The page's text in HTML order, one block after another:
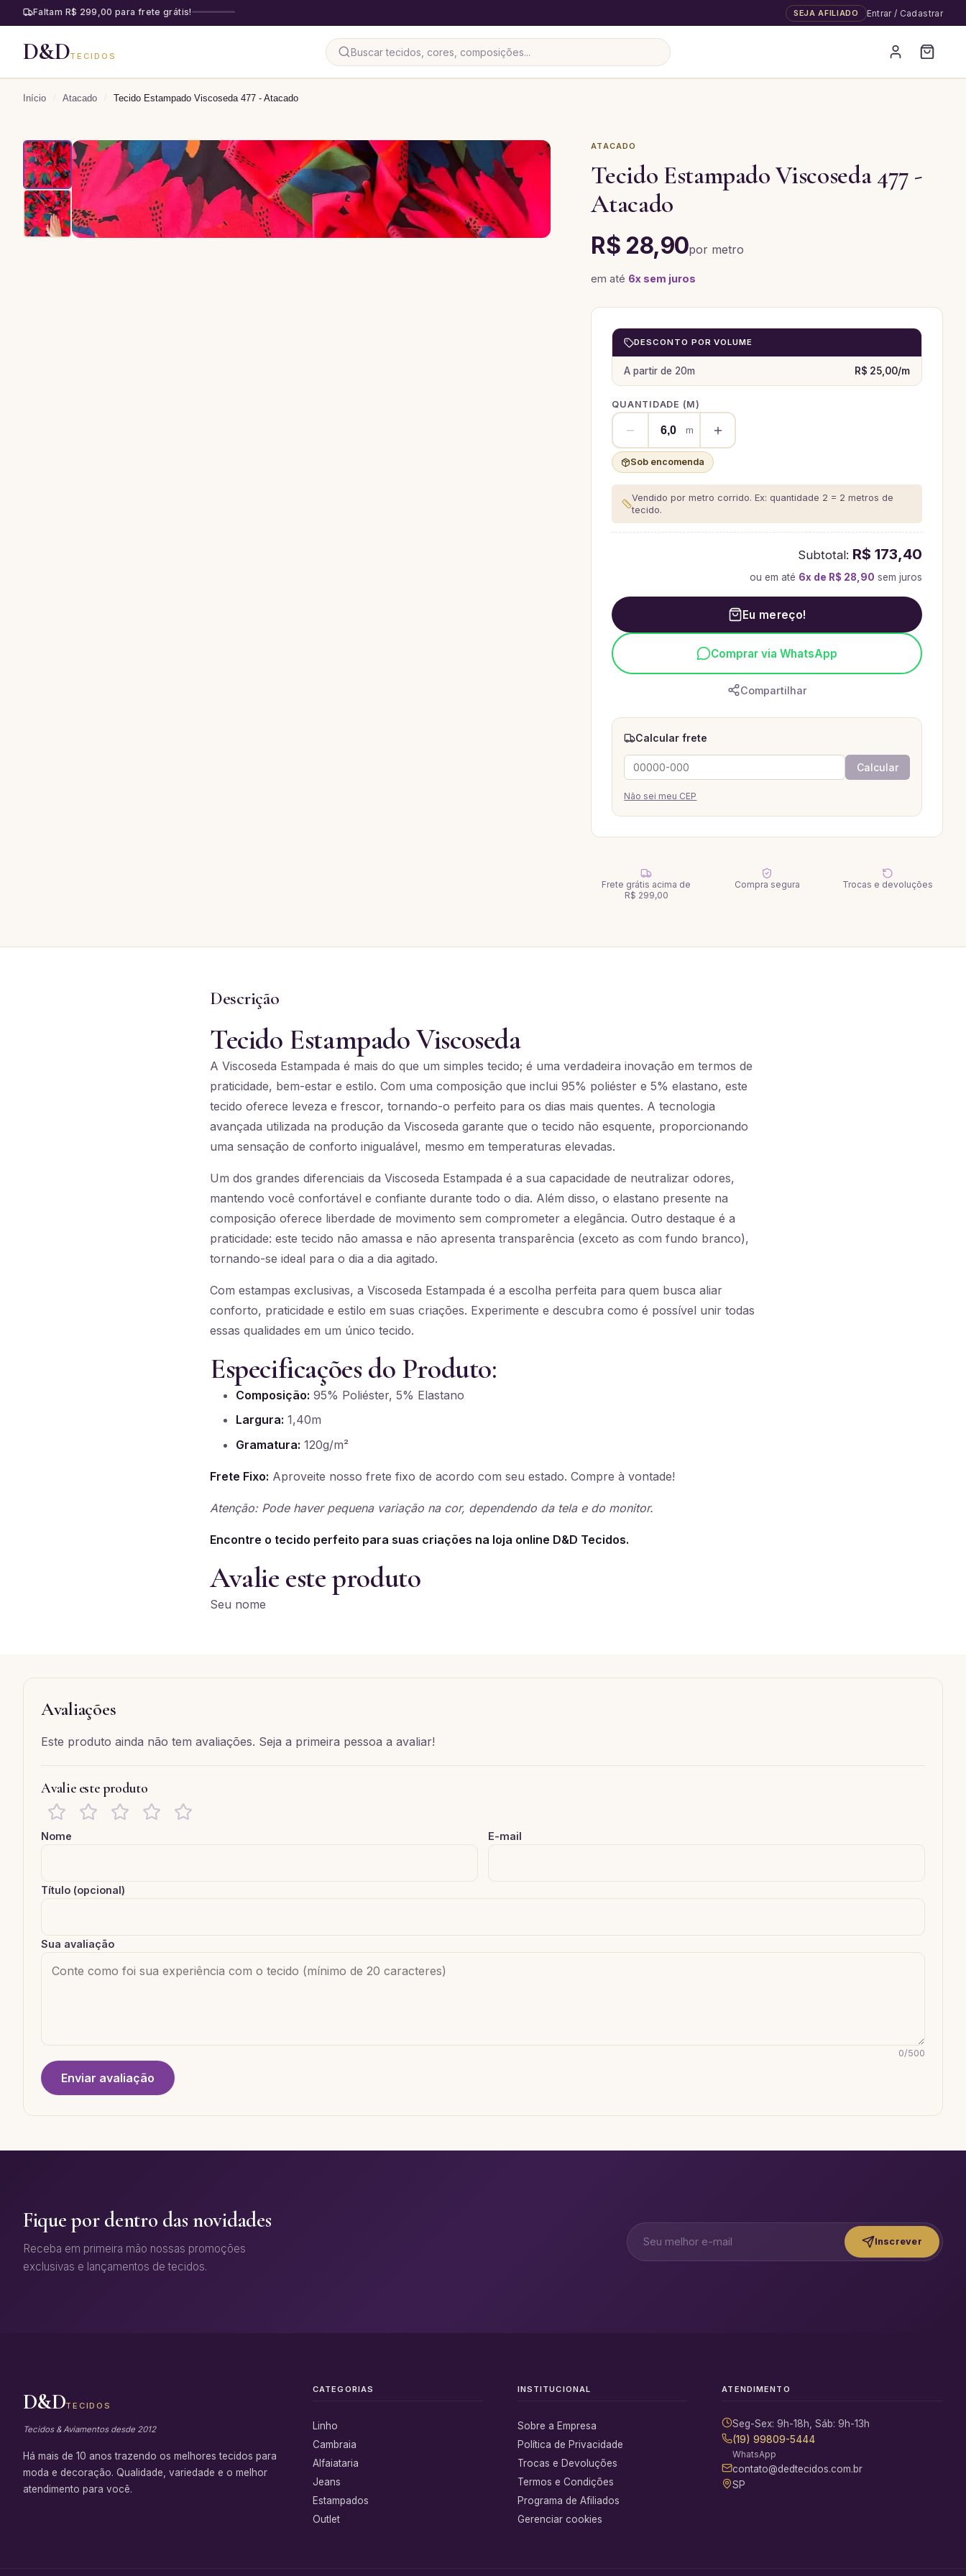
Faltam R$ 299,00 para frete grátis! SEJA AFILIADO Entrar / Cadastrar
D&DTECIDOS
Início / Atacado / Tecido Estampado Viscoseda 477 - Atacado
ATACADO
Tecido Estampado Viscoseda 477 -
Atacado
R$ 28,90por metro
em até 6x sem juros
DESCONTO POR VOLUME
A partir de 20m R$ 25,00/m
QUANTIDADE (M)
m
Sob encomenda
Vendido por metro corrido. Ex: quantidade 2 = 2 metros de
tecido.
Subtotal: R$ 173,40
ou em até 6x de R$ 28,90 sem juros
Eu mereço!
Comprar via WhatsApp
Compartilhar
Calcular frete
Calcular
Não sei meu CEP
Frete grátis acima de
R$ 299,00
Compra segura Trocas e devoluções
Descrição
Tecido Estampado Viscoseda
A Viscoseda Estampada é mais do que um simples tecido; é uma verdadeira inovação em termos de
praticidade, bem-estar e estilo. Com uma composição que inclui 95% poliéster e 5% elastano, este
tecido oferece leveza e frescor, tornando-o perfeito para os dias mais quentes. A tecnologia
avançada utilizada na produção da Viscoseda garante que o tecido não esquente, proporcionando
uma sensação de conforto inigualável, mesmo em temperaturas elevadas.
Um dos grandes diferenciais da Viscoseda Estampada é a sua capacidade de neutralizar odores,
mantendo você confortável e confiante durante todo o dia. Além disso, o elastano presente na
composição oferece liberdade de movimento sem comprometer a elegância. Outro destaque é a
praticidade: este tecido não amassa e não apresenta transparência (exceto as com fundo branco),
tornando-se ideal para o dia a dia agitado.
Com estampas exclusivas, a Viscoseda Estampada é a escolha perfeita para quem busca aliar
conforto, praticidade e estilo em suas criações. Experimente e descubra como é possível unir todas
essas qualidades em um único tecido.
Especificações do Produto:
Composição: 95% Poliéster, 5% Elastano
Largura: 1,40m
Gramatura: 120g/m²
Frete Fixo: Aproveite nosso frete fixo de acordo com seu estado. Compre à vontade!
Atenção: Pode haver pequena variação na cor, dependendo da tela e do monitor.
Encontre o tecido perfeito para suas criações na loja online D&D Tecidos.
Avalie este produto
Seu nome
Avaliações
Este produto ainda não tem avaliações. Seja a primeira pessoa a avaliar!
Avalie este produto
Nome E-mail
Título (opcional)
Sua avaliação
0/500
Enviar avaliação
Fique por dentro das novidades
Receba em primeira mão nossas promoções
exclusivas e lançamentos de tecidos.
Inscrever
D&DTECIDOS
Tecidos & Aviamentos desde 2012
Há mais de 10 anos trazendo os melhores tecidos para
moda e decoração. Qualidade, variedade e o melhor
atendimento para você.
CATEGORIAS
Linho
Cambraia
Alfaiataria
Jeans
Estampados
Outlet
INSTITUCIONAL
Sobre a Empresa
Política de Privacidade
Trocas e Devoluções
Termos e Condições
Programa de Afiliados
Gerenciar cookies
ATENDIMENTO
Seg-Sex: 9h-18h, Sáb: 9h-13h
(19) 99809-5444
WhatsApp
contato@dedtecidos.com.br
SP